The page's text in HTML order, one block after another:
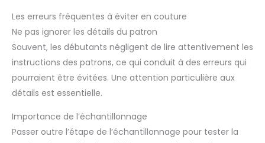
utilisées et conviennent à la couture courante comme la
réalisation de projets d'artisanat, la couture de points de
croix, la réparation de vêtements, etc. Le matériau résistant
le rend également utile pour la couture du cuir, les
portefeuilles, les ceintures, etc.
Les erreurs fréquentes à éviter en couture
Ne pas ignorer les détails du patron
Souvent, les débutants négligent de lire attentivement les
instructions des patrons, ce qui conduit à des erreurs qui
pourraient être évitées. Une attention particulière aux
détails est essentielle.
Importance de l’échantillonnage
Passer outre l’étape de l’échantillonnage pour tester la